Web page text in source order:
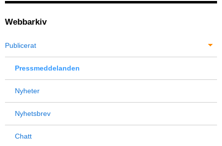
Webbarkiv
Publicerat
Pressmeddelanden
Nyheter
Nyhetsbrev
Chatt